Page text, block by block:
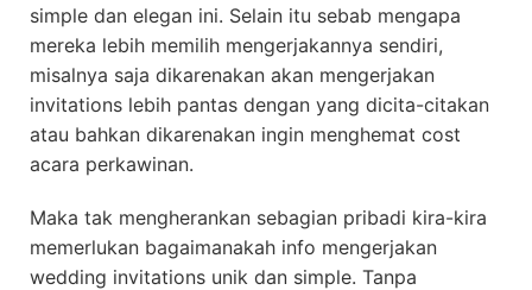
simple dan elegan ini. Selain itu sebab mengapa
mereka lebih memilih mengerjakannya sendiri,
misalnya saja dikarenakan akan mengerjakan
invitations lebih pantas dengan yang dicita-citakan
atau bahkan dikarenakan ingin menghemat cost
acara perkawinan.
Maka tak mengherankan sebagian pribadi kira-kira
memerlukan bagaimanakah info mengerjakan
wedding invitations unik dan simple. Tanpa